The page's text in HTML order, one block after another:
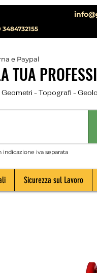
e Paypal
TUA
- Topografi -
indicazione iva separata
Sicurezza sul Lavoro